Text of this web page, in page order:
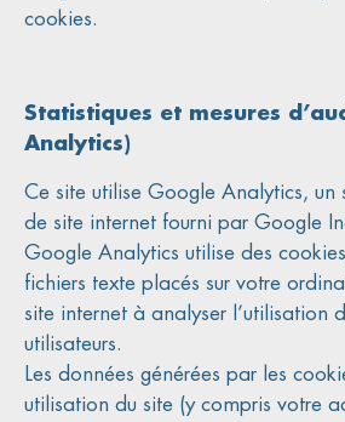
cookies.
Statistiques et mesures
Analytics)
Ce site utilise Google Analytics, un
de site internet fourni par Google
Google Analytics utilise des
fichiers texte placés sur votre
site internet à analyser l’utilisation
utilisateurs.
Les données générées par les
utilisation du site (y compris votre